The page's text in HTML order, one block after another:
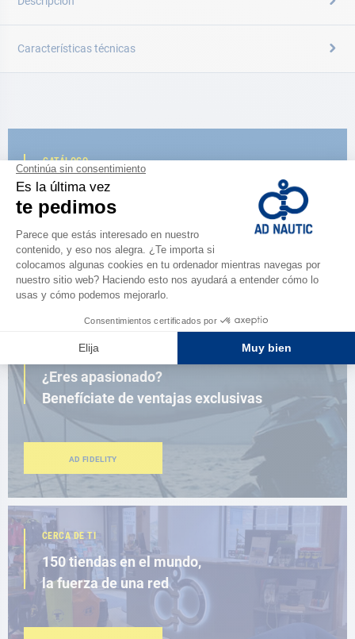
Características técnicas
CATÁLOGO
Descubre
NAVEGAR POR EL CATÁLOGO
ESPACIO FIDELIDAD
¿Eres apasionado?
Benefíciate de ventajas exclusivas
AD FIDELITY
CERCA DE TI
150 tiendas en el mundo,
la fuerza de una red